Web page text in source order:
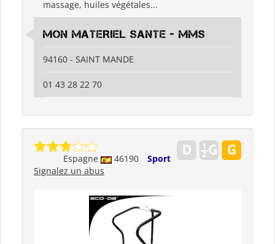
massage, huiles végétales...
MON MATERIEL SANTE - MMS
94160 - SAINT MANDE
01 43 28 22 70
Espagne 46190
Sport
Signalez un abus